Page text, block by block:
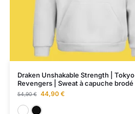
Draken Unshakable Strength | Tokyo
Revengers | Sweat à capuche brodé
54,90€ 44,90 €